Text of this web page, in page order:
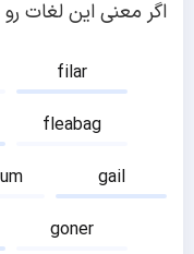
اگر معنی این لغات
filar
fleabag
gail
goner